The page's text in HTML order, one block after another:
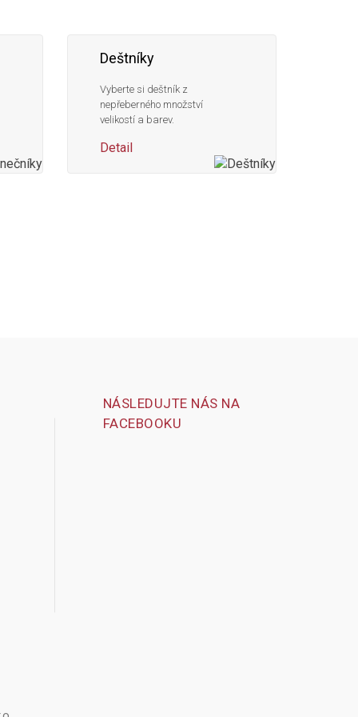
Deštníky
Vyberte si deštník z
nepřeberného množství
velikostí a barev.
Detail
NÁSLEDUJTE NÁS NA
FACEBOOKU